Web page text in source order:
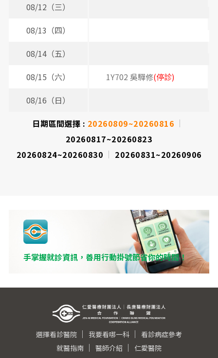
08/12（三）
08/13（四）
08/14（五）
08/15（六）
1Y702 吳驊修(停診)
08/16（日）
日期區間選擇 : 20260809~20260816
20260817~20260823
20260824~20260830
20260831~20260906
手掌握就診資訊，善用行動掛號節省你的時間！
選擇看診醫院 我要看哪一科
看診病症參考
就醫指南
醫師介紹 仁愛醫院